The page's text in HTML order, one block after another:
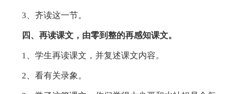
3、齐读这一节。
四、再读课文，由零到整的再感知课文。
1、学生再读课文，并复述课文内容。
2、看有关录象。